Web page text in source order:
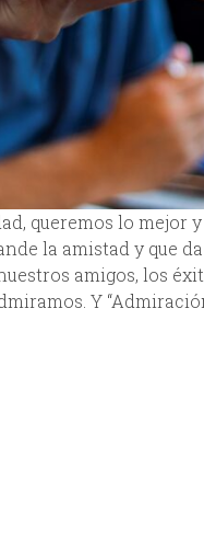
queremos lo
la amistad y que
amigos, los
Y